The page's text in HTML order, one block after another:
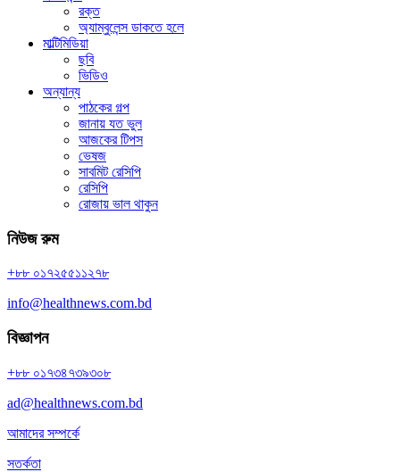
রক্ত
অ্যাম্বুলেন্স ডাকতে হলে
মাল্টিমিডিয়া
ছবি
ভিডিও
অন্যান্য
পাঠকের গল্প
জানায় যত ভুল
আজকের টিপস
ভেষজ
সাবমিট রেসিপি
রেসিপি
রোজায় ভাল থাকুন
নিউজ রুম
+৮৮ ০১৭২৫৫১১২৭৮
info@healthnews.com.bd
বিজ্ঞাপন
+৮৮ ০১৭৩৪৭৩৯৩০৮
ad@healthnews.com.bd
আমাদের সম্পর্কে
সতর্কতা